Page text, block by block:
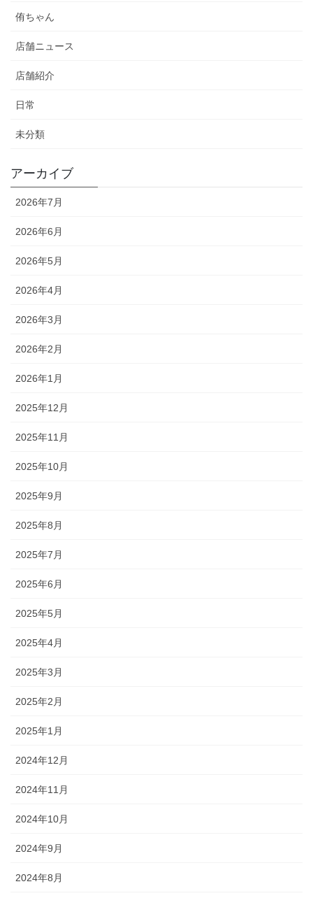
侑ちゃん
店舗ニュース
店舗紹介
日常
未分類
アーカイブ
2026年7月
2026年6月
2026年5月
2026年4月
2026年3月
2026年2月
2026年1月
2025年12月
2025年11月
2025年10月
2025年9月
2025年8月
2025年7月
2025年6月
2025年5月
2025年4月
2025年3月
2025年2月
2025年1月
2024年12月
2024年11月
2024年10月
2024年9月
2024年8月